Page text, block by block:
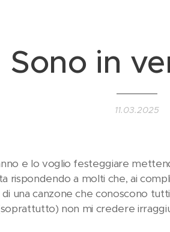
Sono in
11.03.2025
e lo voglio festeggiare
rispondendo a molti che, ai
una canzone che conoscono
non mi credere